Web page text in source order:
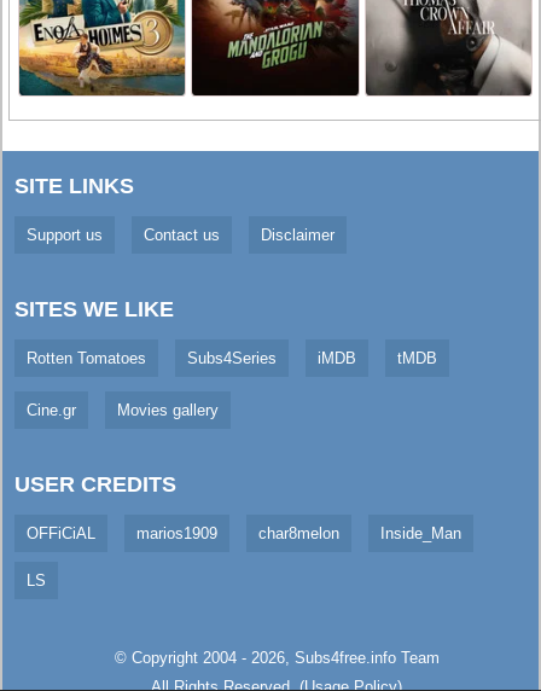
SITE LINKS
Support us Contact us Disclaimer
SITES WE LIKE
Rotten Tomatoes Subs4Series iMDB tMDB
Cine.gr Movies gallery
USER CREDITS
OFFiCiAL marios1909 char8melon Inside_Man
LS
© Copyright 2004 - 2026, Subs4free.infoTeam
All Rights Reserved. (Usage Policy)